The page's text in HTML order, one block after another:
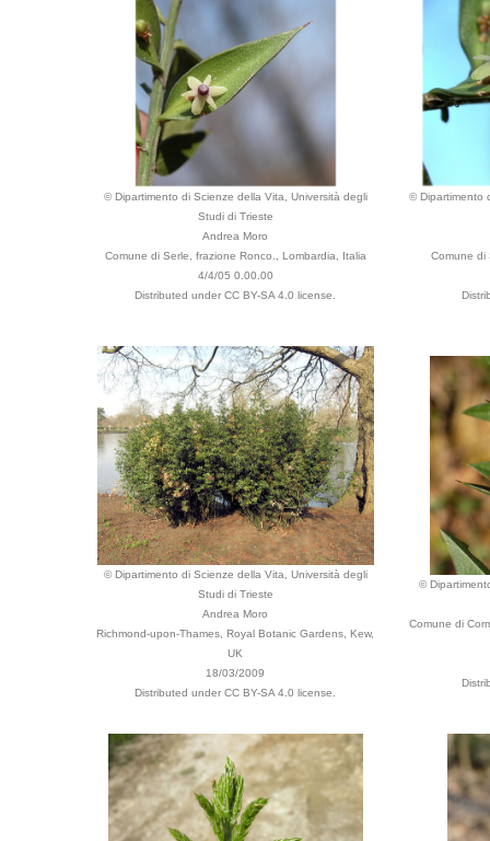
© Dipartimento di Scienze della Vita, Università degli
Studi di Trieste
Andrea Moro
Comune di Serle, frazione Ronco., Lombardia, Italia
4/4/05 0.00.00
Distributed under CC BY-SA 4.0 license.
© Dipartimento
Comune di
© Dipartimento di Scienze della Vita, Università degli
Studi di Trieste
Andrea Moro
Richmond-upon-Thames, Royal Botanic Gardens, Kew,
UK
18/03/2009
Distributed under CC BY-SA 4.0 license.
©
Comune di